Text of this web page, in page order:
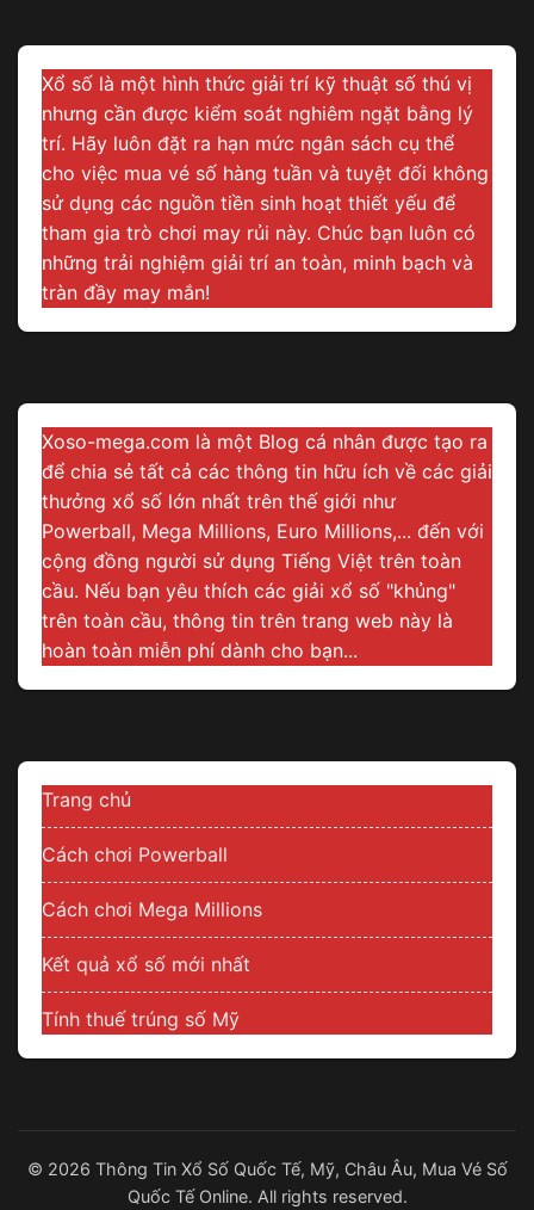
Xổ số là một hình thức giải trí kỹ thuật số thú vị
nhưng cần được kiểm soát nghiêm ngặt bằng lý
trí. Hãy luôn đặt ra hạn mức ngân sách cụ thể
cho việc mua vé số hàng tuần và tuyệt đối không
sử dụng các nguồn tiền sinh hoạt thiết yếu để
tham gia trò chơi may rủi này. Chúc bạn luôn có
những trải nghiệm giải trí an toàn, minh bạch và
tràn đầy may mắn!
Xoso-mega.com là một Blog cá nhân được tạo ra
để chia sẻ tất cả các thông tin hữu ích về các giải
thưởng xổ số lớn nhất trên thế giới như
Powerball, Mega Millions, Euro Millions,... đến với
cộng đồng người sử dụng Tiếng Việt trên toàn
cầu. Nếu bạn yêu thích các giải xổ số "khủng"
trên toàn cầu, thông tin trên trang web này là
hoàn toàn miễn phí dành cho bạn...
Trang chủ
Cách chơi Powerball
Cách chơi Mega Millions
Kết quả xổ số mới nhất
Tính thuế trúng số Mỹ
© 2026 Thông Tin Xổ Số Quốc Tế, Mỹ, Châu Âu, Mua Vé Số
Quốc Tế Online. All rights reserved.